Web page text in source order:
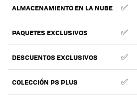
ALMACENAMIENTO EN LA NUBE ✅
PAQUETES EXCLUSIVOS ✅
DESCUENTOS EXCLUSIVOS ✅
COLECCIÓN PS PLUS ✅